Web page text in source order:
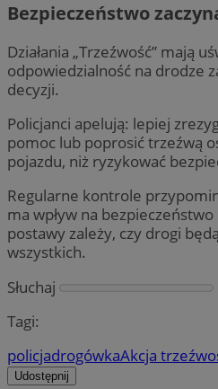
Bezpieczeństwo
Działania „Trzeźwość” mają
odpowiedzialność na drodze
decyzji.
Policjanci apelują: lepiej
pomoc lub poprosić trzeźwą
pojazdu, niż ryzykować
Regularne kontrole
ma wpływ na
postawy zależy, czy drogi
wszystkich.
Słuchaj
Tagi:
policjadrogówkaAkcja
Udostępnij